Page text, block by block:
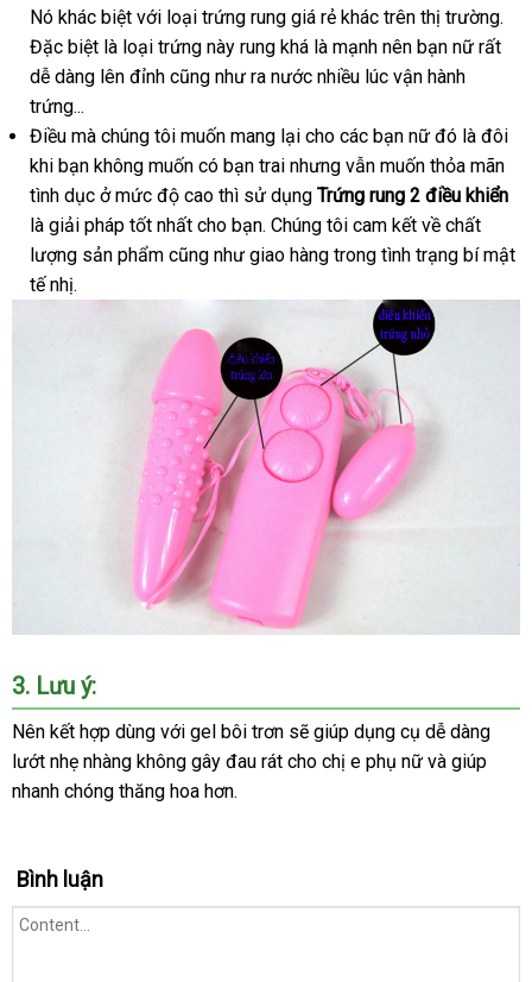
Nó khác biệt với loại trứng rung giá rẻ khác trên thị trường.
Đặc biệt là loại trứng này rung khá là mạnh nên bạn nữ rất
dễ dàng lên đỉnh cũng như ra nước nhiều lúc vận hành
trứng...
Điều mà chúng tôi muốn mang lại cho các bạn nữ đó là đôi
khi bạn không muốn có bạn trai nhưng vẫn muốn thỏa mãn
tình dục ở mức độ cao thì sử dụng Trứng rung 2 điều khiển
là giải pháp tốt nhất cho bạn. Chúng tôi cam kết về chất
lượng sản phẩm cũng như giao hàng trong tình trạng bí mật
tế nhị.
3. Lưu ý:
Nên kết hợp dùng với gel bôi trơn sẽ giúp dụng cụ dễ dàng
lướt nhẹ nhàng không gây đau rát cho chị e phụ nữ và giúp
nhanh chóng thăng hoa hơn.
Bình luận